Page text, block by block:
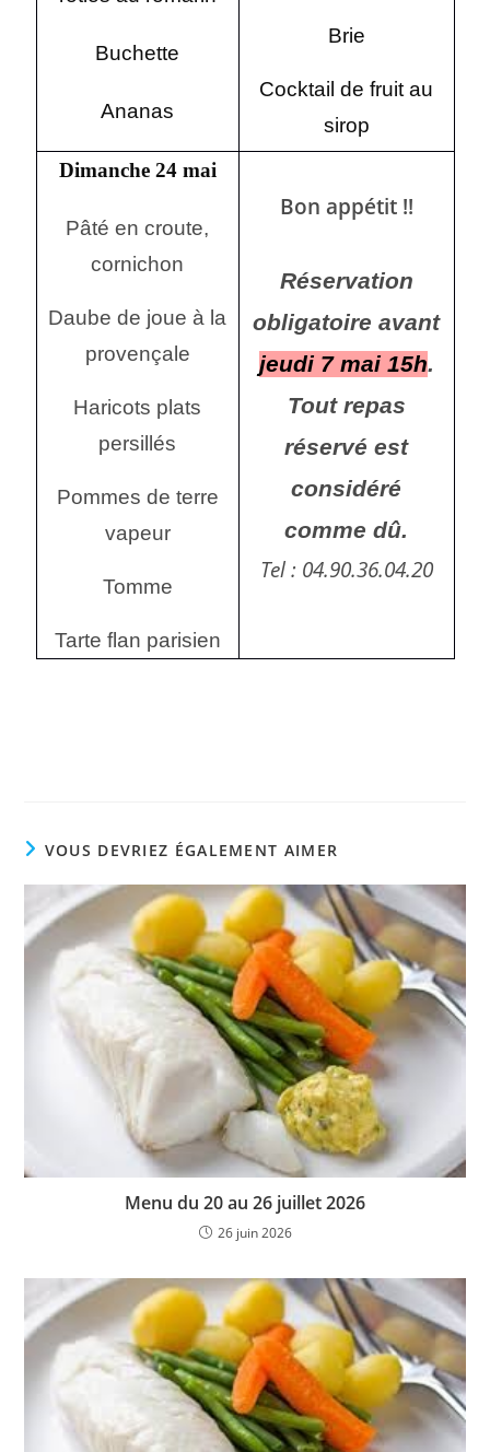
Buchette
Ananas
Brie
Cocktail de fruit au
sirop
Dimanche 24 mai
Pâté en croute,
cornichon
Daube de joue à la
provençale
Haricots plats
persillés
Pommes de terre
vapeur
Tomme
Tarte flan parisien
Bon appétit !!
Réservation
obligatoire avant
jeudi 7 mai 15h.
Tout repas
réservé est
considéré
comme dû.
Tel : 04.90.36.04.20
VOUS DEVRIEZ ÉGALEMENT AIMER
Menu du 20 au 26 juillet 2026
26 juin 2026